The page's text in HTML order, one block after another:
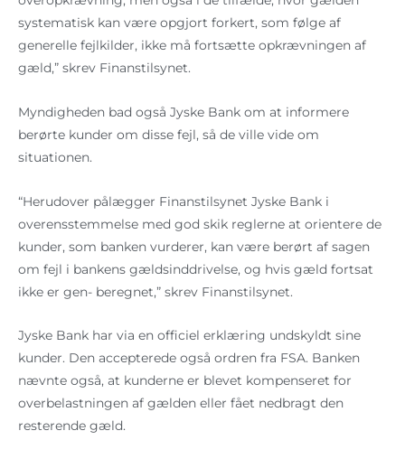
systematisk kan være opgjort forkert, som følge af
generelle fejlkilder, ikke må fortsætte opkrævningen af
gæld,” skrev Finanstilsynet.
Myndigheden bad også Jyske Bank om at informere
berørte kunder om disse fejl, så de ville vide om
situationen.
“Herudover pålægger Finanstilsynet Jyske Bank i
overensstemmelse med god skik reglerne at orientere de
kunder, som banken vurderer, kan være berørt af sagen
om fejl i bankens gældsinddrivelse, og hvis gæld fortsat
ikke er gen- beregnet,” skrev Finanstilsynet.
Jyske Bank har via en officiel erklæring undskyldt sine
kunder. Den accepterede også ordren fra FSA. Banken
nævnte også, at kunderne er blevet kompenseret for
overbelastningen af gælden eller fået nedbragt den
resterende gæld.